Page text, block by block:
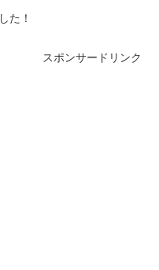
た！
スポンサードリンク